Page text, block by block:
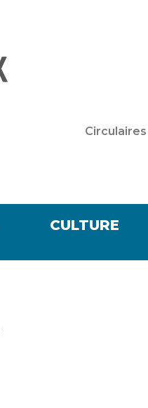
Circulaires
CULTURE